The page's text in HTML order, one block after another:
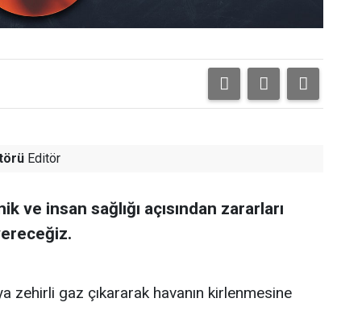
Editör
ve insan sağlığı açısından zararları
zehirli gaz çıkararak havanın kirlenmesine